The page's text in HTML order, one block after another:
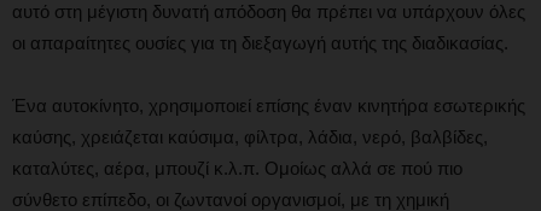
αυτό στη μέγιστη δυνατή απόδοση θα πρέπει να υπάρχουν όλες
οι απαραίτητες ουσίες για τη διεξαγωγή αυτής της διαδικασίας.
Ένα αυτοκίνητο, χρησιμοποιεί επίσης έναν κινητήρα εσωτερικής
καύσης, χρειάζεται καύσιμα, φίλτρα, λάδια, νερό, βαλβίδες,
καταλύτες, αέρα, μπουζί κ.λ.π. Ομοίως αλλά σε πού πιο
σύνθετο επίπεδο, οι ζωντανοί οργανισμοί, με τη χημική